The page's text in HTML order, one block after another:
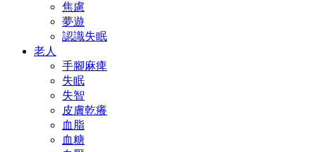
焦慮
夢遊
認識失眠
老人
手腳麻痺
失眠
失智
皮膚乾癢
血脂
血糖